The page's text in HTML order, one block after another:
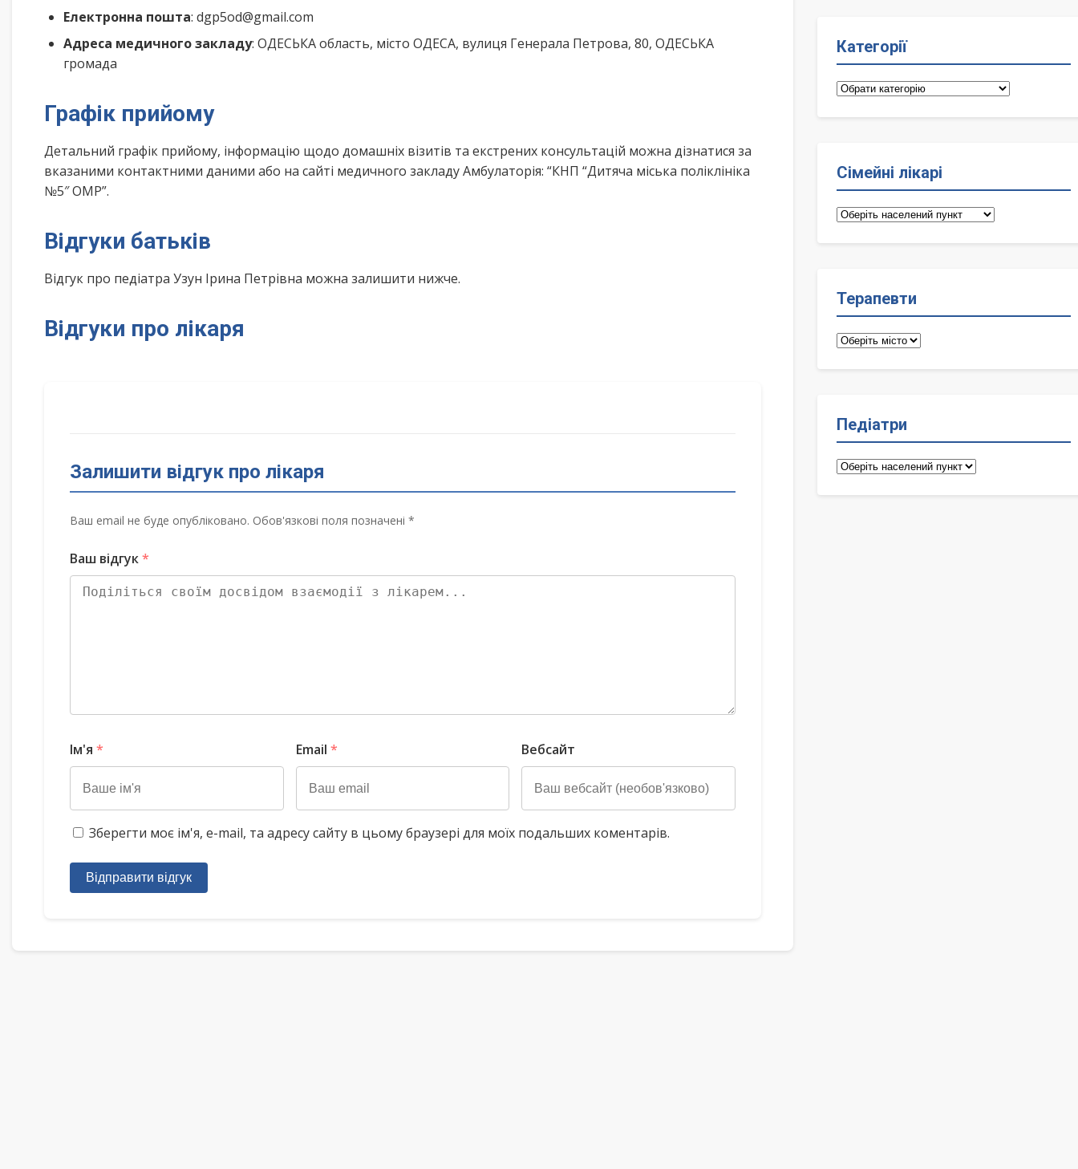
Електронна пошта: dgp5od@gmail.com
Адреса медичного закладу: ОДЕСЬКА область, місто ОДЕСА, вулиця Генерала Петрова, 80, ОДЕСЬКА
громада
Графік прийому
Детальний графік прийому, інформацію щодо домашніх візитів та екстрених консультацій можна дізнатися за
вказаними контактними даними або на сайті медичного закладу Амбулаторія: “КНП “Дитяча міська поліклініка
№5″ ОМР”.
Відгуки батьків
Відгук про педіатра Узун Ірина Петрівна можна залишити нижче.
Відгуки про лікаря
Залишити відгук про лікаря
Ваш email не буде опубліковано. Обов'язкові поля позначені *
Ваш відгук*
Ім'я * Email * Вебсайт
Зберегти моє ім'я, e-mail, та адресу сайту в цьому браузері для моїх подальших коментарів.
Відправити відгук
Категорії
Категорії
Сімейні лікарі
Сімейні
Терапевти
Терапевти
Педіатри
Педіатри